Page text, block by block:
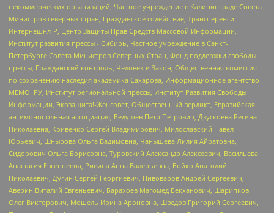
некоммерческих организаций, Частное учреждение в Калининграде Совета
Министров северных стран, Гражданское содействие, Трансперенси
Интернешнл-Р, Центр Защиты Прав Средств Массовой Информации,
Институт развития прессы - Сибирь, Частное учреждение в Санкт-
Петербурге Совета Министров Северных Стран, Фонд поддержки свободы
прессы, Гражданский контроль, Человек и Закон, Общественная комиссия
по сохранению наследия академика Сахарова, Информационное агентство
МЕМО. РУ, Институт региональной прессы, Институт Развития Свободы
Информации, Экозащита!-Женсовет, Общественный вердикт, Евразийская
антимонопольная ассоциация, Бедушев Петр Петрович, Дзугкоева Регина
Николаевна, Кривенко Сергей Владимирович, Милославский Павел
Юрьевич, Шнырова Ольга Вадимовна, Чанышева Лилия Айратовна,
Сидорович Ольга Борисовна, Туровский Александр Алексеевич, Васильева
Анастасия Евгеньевна, Ривина Анна Валерьевна, Бойко Анатолий
Николаевич, Дугин Сергей Георгиевич, Пивоваров Андрей Сергеевич,
Аверин Виталий Евгеньевич, Барахоев Магомед Бекханович, Шарипков
Олег Викторович, Мошель Ирина Ароновна, Шведов Григорий Сергеевич,